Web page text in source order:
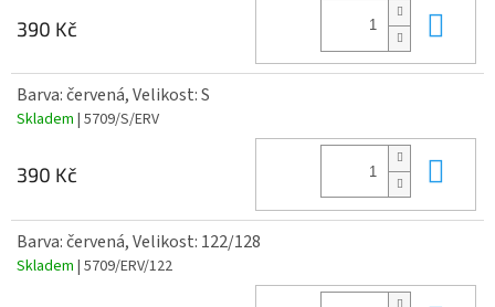
390 Kč
Barva: červená, Velikost: S
Skladem | 5709/S/ERV
390 Kč
Barva: červená, Velikost: 122/128
Skladem | 5709/ERV/122